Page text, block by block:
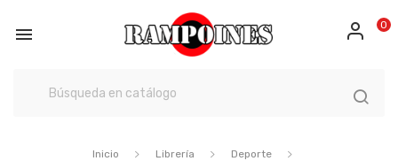
 0
Inicio Librería
Deporte